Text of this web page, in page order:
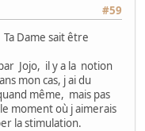
#59
Dame sait être
Jojo, il y a la notion
mon cas, j ai du
même, mais pas
moment où j aimerais
la stimulation.